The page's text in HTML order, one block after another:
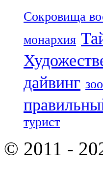
Сокровища
монархия
дайвинг
турист
© 2011 -